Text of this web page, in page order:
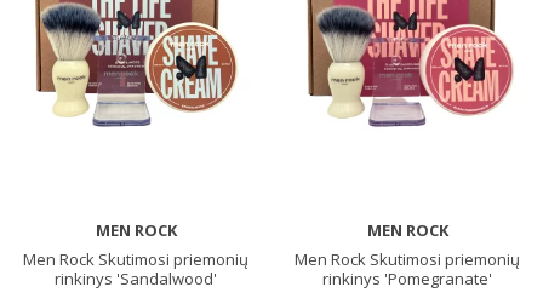
MEN ROCK
Men Rock Skutimosi priemonių
rinkinys 'Sandalwood'
MEN ROCK
Men Rock Skutimosi priemonių
rinkinys 'Pomegranate'